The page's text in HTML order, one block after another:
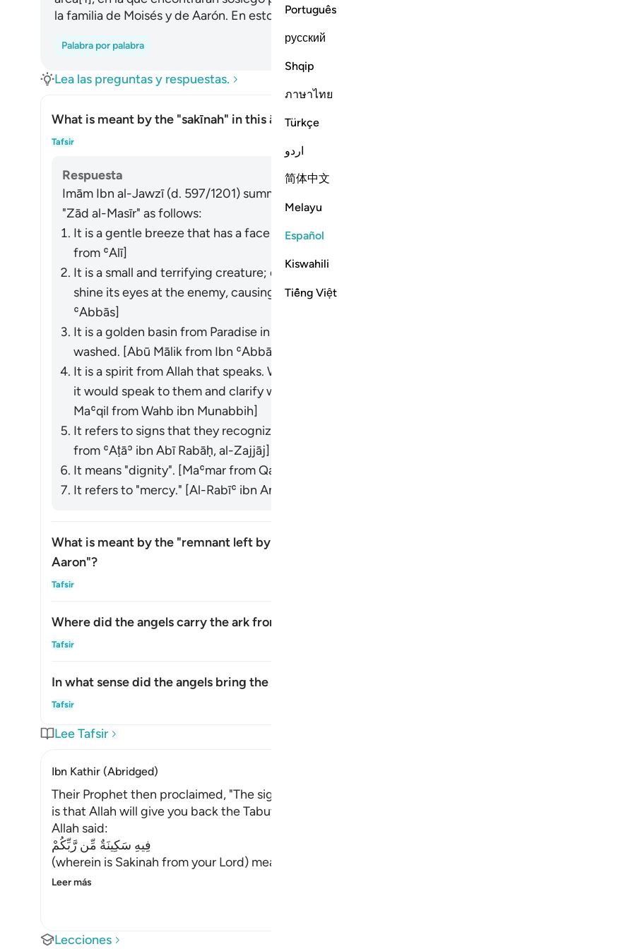
Português
русский
Shqip
ภาษาไทย
Türkçe
اردو
简体中文
Melayu
Español
Kiswahili
Tiếng Việt
la familia de Moisés y de Aarón. En esto hay una señal, si es que son creyentes”.
Palabra por palabra
Lea las preguntas y respuestas.
What is meant by the "sakīnah" in this āyah?
Tafsir
Respuesta
Imām Ibn al-Jawzī (d. 597/1201) summarized the scholars' opinions in his book
"Zād al-Masīr" as follows:
It is a gentle breeze that has a face like that of a human being. [Abū al-Aḥwaṣ
from ʿAlī]
It is a small and terrifying creature; during battles, it would extend its leg and
shine its eyes at the enemy, causing them to flee. [Al-Ḍaḥḥāk from Ibn
ʿAbbās]
It is a golden basin from Paradise in which the hearts of the prophets are
washed. [Abū Mālik from Ibn ʿAbbās]
It is a spirit from Allah that speaks. Whenever they disagreed about something,
it would speak to them and clarify what they wanted. [ʿAbd al-Ṣamad ibn
Maʿqil from Wahb ibn Munabbih]
It refers to signs that they recognize and which bring them peace. [Ibn Jurayj
from ʿAṭāʾ ibn Abī Rabāḥ, al-Zajjāj]
It means "dignity". [Maʿmar from Qatādah]
It refers to "mercy." [Al-Rabīʿ ibn Anas]
What is meant by the "remnant left by the family of Moses and the family of
Aaron"?
Tafsir
Where did the angels carry the ark from?
Tafsir
In what sense did the angels bring the ark?
Tafsir
Lee Tafsir
Ibn Kathir (Abridged)
Their Prophet then proclaimed, "The sign of the blessings of Talut's kingship over you
is that Allah will give you back the Tabut (wooden box) that has been taken from you."
Allah said:
فِيهِ سَكِينَةٌ مِّن رَّبِّكُمْ
(wherein is Sakinah from your Lord) meaning, peace (or grace) and reassurance. `Abd
Leer más
Lecciones